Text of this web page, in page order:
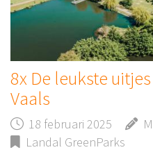
8x De leukste
Vaals
18 februari 2025
Landal GreenParks